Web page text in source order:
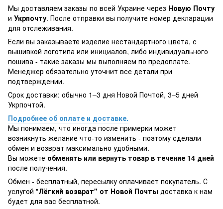
Мы доставляем заказы по всей Украине через Новую Почту
и Укрпочту. После отправки вы получите номер декларации
для отслеживания.
Если вы заказываете изделие нестандартного цвета, с
вышивкой логотипа или инициалов, либо индивидуального
пошива - такие заказы мы выполняем по предоплате.
Менеджер обязательно уточнит все детали при
подтверждении.
Срок доставки: обычно 1–3 дня Новой Почтой, 3–5 дней
Укрпочтой.
Подробнее об оплате и доставке.
Мы понимаем, что иногда после примерки может
возникнуть желание что-то изменить - поэтому сделали
обмен и возврат максимально удобными.
Вы можете обменять или вернуть товар в течение 14 дней
после получения.
Обмен - бесплатный, пересылку оплачивает покупатель. С
услугой "Лёгкий возврат" от Новой Почты доставка к нам
будет для вас бесплатной.